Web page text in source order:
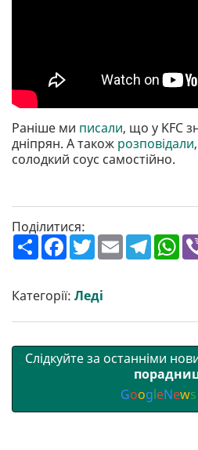
Раніше ми писали, що у KFC
дніпрян. А також розповідали
солодкий соус самостійно.
Поділитися:
П
о
р
и
F
a
b
o
T
w
t
e
E
m
T
e
W
h
Категорії: Леді
Слідкуйте за останніми
GoogleNews